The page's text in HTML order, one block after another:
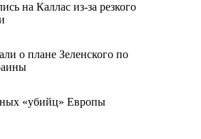
на Каллас из-за резкого
о плане Зеленского по
«убийц» Европы